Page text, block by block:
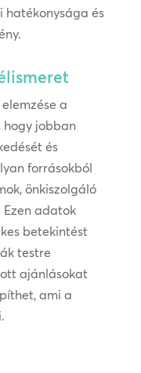
hatékonysága és
a
hogy jobban
és
forrásokból
önkiszolgáló
Ezen adatok
betekintést
testre
ajánlásokat
ami a